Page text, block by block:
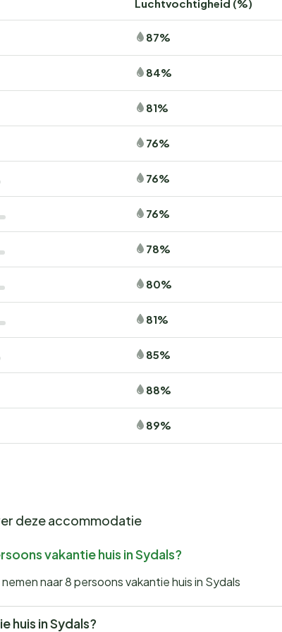
Luchtvochtigheid (%)
87%
84%
81%
76%
76%
76%
78%
80%
81%
85%
88%
89%
deze accommodatie
vakantie huis in Sydals?
naar 8 persoons vakantie huis in Sydals
huis in Sydals?